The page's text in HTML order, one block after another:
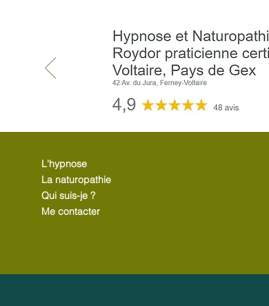
L'hypnose
La naturopathie
Qui suis-je ?
Me contacter